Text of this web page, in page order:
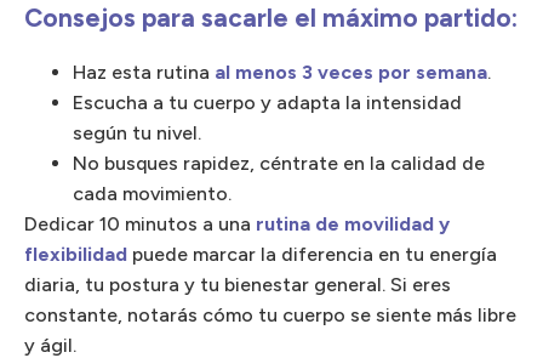
Consejos para sacarle el máximo partido:
Haz esta rutina al menos 3 veces por semana.
Escucha a tu cuerpo y adapta la intensidad
según tu nivel.
No busques rapidez, céntrate en la calidad de
cada movimiento.
Dedicar 10 minutos a una rutina de movilidad y
flexibilidad puede marcar la diferencia en tu energía
diaria, tu postura y tu bienestar general. Si eres
constante, notarás cómo tu cuerpo se siente más libre
y ágil.